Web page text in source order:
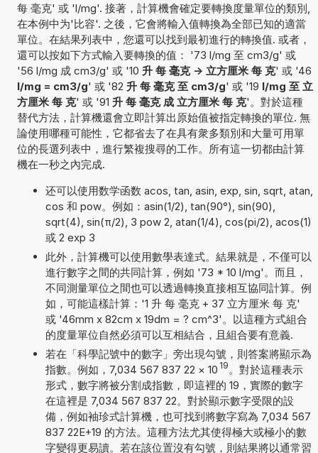
每 毫克' 或 'l/mg'. 接著，計算機會確定要轉換度量單位的類別,
在本例中为'比容'. 之後，它會將輸入值轉換為全部已知的適當
單位。在結果列表中，您還可以找到最初進行的轉換值. 或者，
還可以按如下方式輸入要轉換的值： '73 l/mg 至 cm3/g' 或
'56 l/mg 成 cm3/g' 或 '10 升 每 毫克 -> 立方厘米 每 克' 或 '46
l/mg = cm3/g' 或 '82 升 每 毫克 至 cm3/g' 或 '19 l/mg 至 立
方厘米 每 克' 或 '91 升 每 毫克 成 立方厘米 每 克'。對於這種
替代方法，計算機還會立即計算出原始值被指定轉換的單位. 無
論使用哪種可能性，它都省去了在具有衆多類別和大量可用單
位的長選列表中，進行繁複搜尋的工作。所有這一切都由計算
機在一秒之內完成.
还可以使用数学函数 acos, tan, asin, exp, sin, sqrt, atan,
cos 和 pow。例如：asin(1/2), tan(90°), sin(90),
sqrt(4), sin(π/2), 3 pow 2, atan(1/4), cos(pi/2), acos(1)
或 2 exp 3
此外，計算機可以使用數學表達式。結果就是，不僅可以
進行數字之間的共同計算，例如 '73 * 10 l/mg'。而且，
不同測量單位之間也可以透過轉換直接相互協同計算。例
如，可能這樣計算：'1 升 每 毫克 + 37 立方厘米 每 克'
或 '46mm x 82cm x 19dm = ? cm^3'。以這種方式組合
的度量單位自然必須可以互相結合，且組合要有意義.
若在「科學記號中的數字」旁出現勾號，則答案將顯示為
指數。例如，7,034 567 837 22 × 10 19 。對於這種表示
形式，數字將被分割成指數，即這裡的 19，實際的數字
在這裡是 7,034 567 837 22。對於顯示數字受限的設
備，例如袖珍式計算機，也可找到將數字寫為 7,034 567
837 22E+19 的方法。這種方法尤其使得極大或極小的數
字變得更易讀。若在該位置沒有勾號，則結果將以通常習